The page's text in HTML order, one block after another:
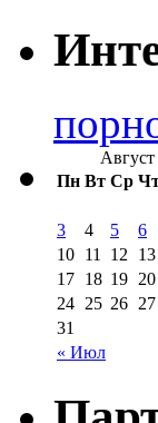
Август
Пн Вт Ср
« Июл
3
4 5 6
10 11 12 13
17 18 19 20
24 25 26 27
31